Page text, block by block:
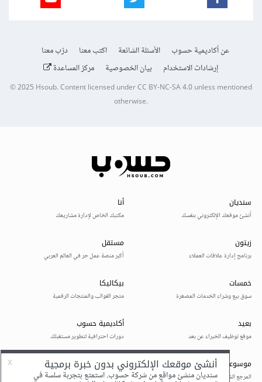
عن أكاديمية حسوب الأسئلة الشائعة اكتب معنا
درّب معنا
إرشادات الاستخدام
بيان الخصوصية مركز المساعدة
© 2025Hsoub.Content licensed underCC BY-NC-SA 4.0unless mentioned
otherwise.